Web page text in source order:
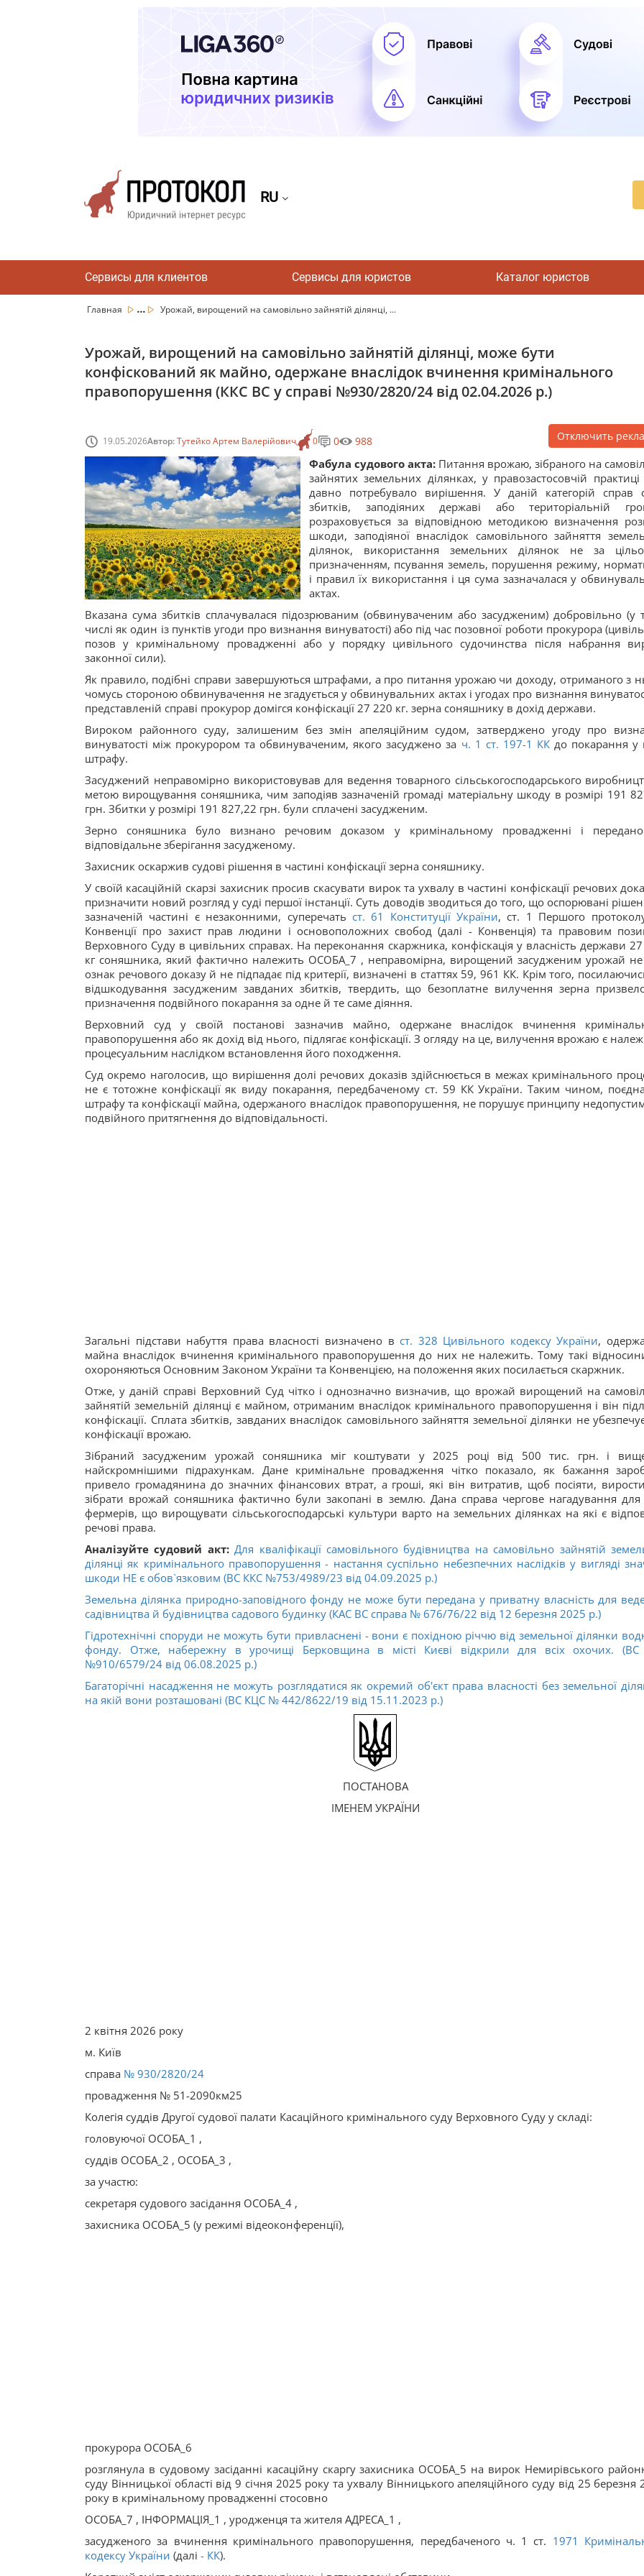
RU
Сервисы для клиентов Сервисы для юристов Каталог юристов
Главная ... Урожай, вирощений на самовільно зайнятій ділянці, ...
Урожай, вирощений на самовільно зайнятій ділянці, може бути
конфіскований як майно, одержане внаслідок вчинення кримінального
правопорушення (ККС ВС у справі №930/2820/24 від 02.04.2026 р.)
19.05.2026Автор:Тутейко Артем Валерійович 0 0 988 Отключить
Фабула судового акта: Питання врожаю, зібраного на
зайнятих земельних ділянках, у правозастосовчій
давно потребувало вирішення. У даній категорій справ
збитків, заподіяних державі або територіальній
розраховується за відповідною методикою визначення
шкоди, заподіяної внаслідок самовільного зайняття
ділянок, використання земельних ділянок не за
призначенням, псування земель, порушення режиму,
і правил їх використання і ця сума зазначалася у
актах.
Вказана сума збитків сплачувалася підозрюваним (обвинуваченим або засудженим) добровільно (у
числі як один із пунктів угоди про визнання винуватості) або під час позовної роботи прокурора
позов у кримінальному провадженні або у порядку цивільного судочинства після набрання
законної сили).
Як правило, подібні справи завершуються штрафами, а про питання урожаю чи доходу, отриманого з
чомусь стороною обвинувачення не згадується у обвинувальних актах і угодах про визнання
представленій справі прокурор домігся конфіскації 27 220 кг. зерна соняшнику в дохід держави.
Вироком районного суду, залишеним без змін апеляційним судом, затверджено угоду про
винуватості між прокурором та обвинуваченим, якого засуджено за ч. 1 ст. 197-1 ККдо покарання у
штрафу.
Засуджений неправомірно використовував для ведення товарного сільськогосподарського
метою вирощування соняшника, чим заподіяв зазначеній громаді матеріальну шкоду в розмірі 191
грн. Збитки у розмірі 191 827,22 грн. були сплачені засудженим.
Зерно соняшника було визнано речовим доказом у кримінальному провадженні і
відповідальне зберігання засудженому.
Захисник оскаржив судові рішення в частині конфіскації зерна соняшнику.
У своїй касаційній скарзі захисник просив скасувати вирок та ухвалу в частині конфіскації речових
призначити новий розгляд у суді першої інстанції. Суть доводів зводиться до того, що оспорювані
зазначеній частині є незаконними, суперечать ст. 61 Конституції України, ст. 1 Першого
Конвенції про захист прав людини і основоположних свобод (далі - Конвенція) та правовим
Верховного Суду в цивільних справах. На переконання скаржника, конфіскація у власність держави
кг соняшника, який фактично належить ОСОБА_7 , неправомірна, вирощений засудженим урожай
ознак речового доказу й не підпадає під критерії, визначені в статтях 59, 961 КК. Крім того,
відшкодування засудженим завданих збитків, твердить, що безоплатне вилучення зерна
призначення подвійного покарання за одне й те саме діяння.
Верховний суд у своїй постанові зазначив майно, одержане внаслідок вчинення
правопорушення або як дохід від нього, підлягає конфіскації. З огляду на це, вилучення врожаю є
процесуальним наслідком встановлення його походження.
Суд окремо наголосив, що вирішення долі речових доказів здійснюється в межах кримінального
не є тотожне конфіскації як виду покарання, передбаченому ст. 59 КК України. Таким чином,
штрафу та конфіскації майна, одержаного внаслідок правопорушення, не порушує принципу
подвійного притягнення до відповідальності.
Загальні підстави набуття права власності визначено вст. 328 Цивільного кодексу України,
майна внаслідок вчинення кримінального правопорушення до них не належить. Тому такі
охороняються Основним Законом України та Конвенцією, на положення яких посилається скаржник.
Отже, у даній справі Верховний Суд чітко і однозначно визначив, що врожай вирощений на
зайнятій земельній ділянці є майном, отриманим внаслідок кримінального правопорушення і він
конфіскації. Сплата збитків, завданих внаслідок самовільного зайняття земельної ділянки не
конфіскації врожаю.
Зібраний засудженим урожай соняшника міг коштувати у 2025 році від 500 тис. грн. і
найскромнішими підрахункам. Дане кримінальне провадження чітко показало, як бажання
привело громадянина до значних фінансових втрат, а гроші, які він витратив, щоб посіяти,
зібрати врожай соняшника фактично були закопані в землю. Дана справа чергове нагадування для
фермерів, що вирощувати сільськогосподарські культури варто на земельних ділянках на які є
речові права.
Аналізуйте судовий акт:Для кваліфікації самовільного будівництва на самовільно зайнятій
ділянці як кримінального правопорушення - настання суспільно небезпечних наслідків у вигляді
шкоди НЕ є обов`язковим (ВС ККС №753/4989/23 від 04.09.2025 р.)
Земельна ділянка природно-заповідного фонду не може бути передана у приватну власність для
садівництва й будівництва садового будинку (КАС ВС справа № 676/76/22 від 12 березня 2025 р.)
Гідротехнічні споруди не можуть бути привласнені - вони є похідною річчю від земельної ділянки
фонду. Отже, набережну в урочищі Берковщина в місті Києві відкрили для всіх охочих. (ВС
№910/6579/24 від 06.08.2025 р.)
Багаторічні насадження не можуть розглядатися як окремий об'єкт права власності без земельної
на якій вони розташовані (ВС КЦС № 442/8622/19 від 15.11.2023 р.)
ПОСТАНОВА
ІМЕНЕМ УКРАЇНИ
2 квітня 2026 року
м. Київ
справа № 930/2820/24
провадження № 51-2090км25
Колегія суддів Другої судової палати Касаційного кримінального суду Верховного Суду у складі:
головуючої ОСОБА_1 ,
суддів ОСОБА_2 , ОСОБА_3 ,
за участю:
секретаря судового засідання ОСОБА_4 ,
захисника ОСОБА_5 (у режимі відеоконференції),
прокурора ОСОБА_6
розглянула в судовому засіданні касаційну скаргу захисника ОСОБА_5 на вирок Немирівського
суду Вінницької області від 9 січня 2025 року та ухвалу Вінницького апеляційного суду від 25 березня
року в кримінальному провадженні стосовно
ОСОБА_7 , ІНФОРМАЦІЯ_1 , уродженця та жителя АДРЕСА_1 ,
засудженого за вчинення кримінального правопорушення, передбаченого ч. 1 ст. 1971
кодексу України (далі - КК).